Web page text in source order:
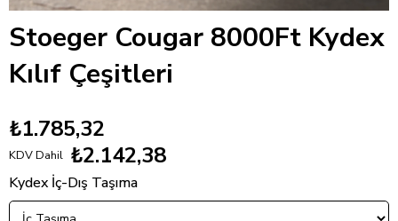
Stoeger Cougar 8000Ft Kydex
Kılıf Çeşitleri
₺1.785,32
KDV Dahil ₺2.142,38
Kydex İç-Dış Taşıma